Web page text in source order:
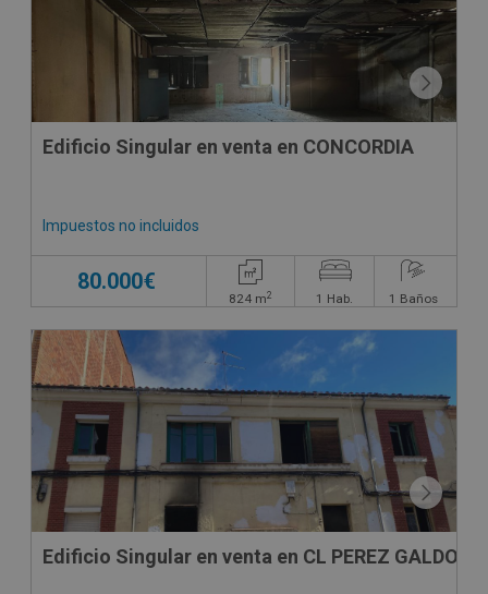
Edificio Singular en venta en CONCORDIA
Impuestos no incluidos
80.000€
824 m2 1 Hab. 1 Baños
CONDICIONES ESPECIALES
Edificio Singular en venta en CL PEREZ GALDOS